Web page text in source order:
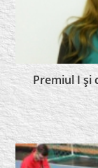
Premiul I şi